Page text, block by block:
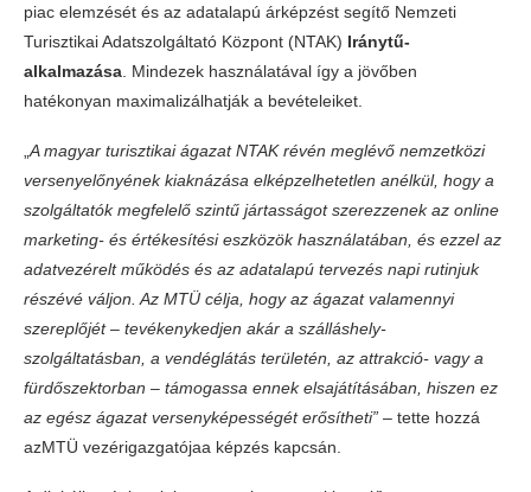
piac elemzését és az adatalapú árképzést segítő Nemzeti
Turisztikai Adatszolgáltató Központ (NTAK) Iránytű-
alkalmazása . Mindezek használatával így a jövőben
hatékonyan maximalizálhatják a bevételeiket.
A magyar turisztikai ágazat NTAK révén meglévő nemzetközi
versenyelőnyének kiaknázása elképzelhetetlen anélkül, hogy a
szolgáltatók megfelelő szintű jártasságot szerezzenek az online
marketing- és értékesítési eszközök használatában, és ezzel az
adatvezérelt működés és az adatalapú tervezés napi rutinjuk
részévé váljon. Az MTÜ célja, hogy az ágazat valamennyi
szereplőjét ‒ tevékenykedjen akár a szálláshely-
szolgáltatásban, a vendéglátás területén, az attrakció- vagy a
fürdőszektorban ‒ támogassa ennek elsajátításában, hiszen ez
az egész ágazat versenyképességét erősítheti” ‒ tette hozzá
azMTÜ vezérigazgatójaa képzés kapcsán.